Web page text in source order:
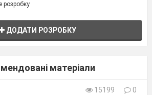
розробку
ДОДАТИ РОЗРОБКУ
матеріали
15199
0